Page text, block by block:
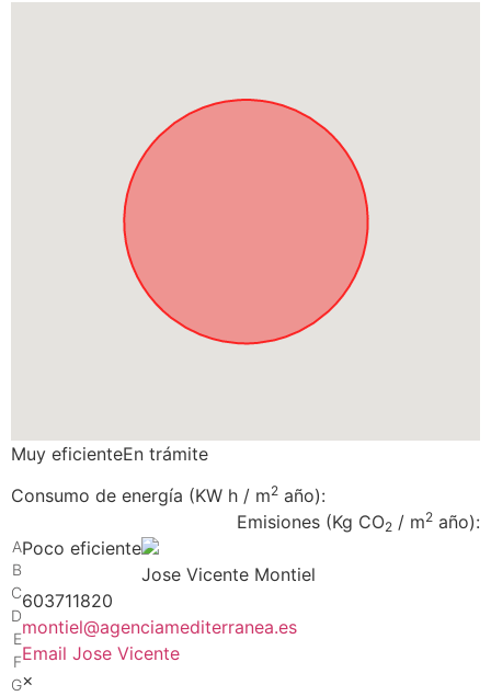
Muy eficiente
Consumo de energía (KW h / m2 año):
Emisiones (Kg CO2 / m2 año):
A
B
C
D
E
F
G
Poco eficiente
En trámite
Jose Vicente Montiel
603711820
montiel@agenciamediterranea.es
Email Jose Vicente
×